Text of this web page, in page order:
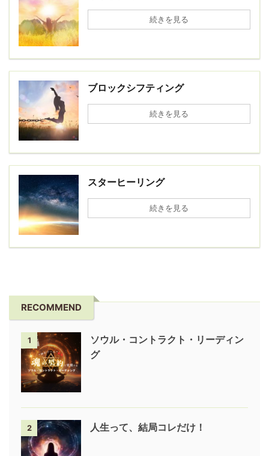
続きを見る
ブロックシフティング
続きを見る
スターヒーリング
続きを見る
RECOMMEND
1
ソウル・コントラクト・リーディン
グ
2 人生って、結局コレだけ！